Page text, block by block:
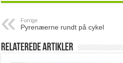
Forrige
Pyrenæerne rundt på cykel
Relaterede artikler